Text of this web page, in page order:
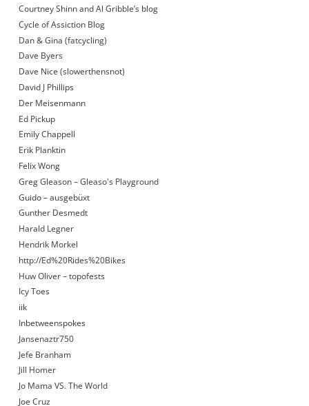
Courtney Shinn and Al Gribble’s blog
Cycle of Assiction Blog
Dan & Gina (fatcycling)
Dave Byers
Dave Nice (slowerthensnot)
David J Phillips
Der Meisenmann
Ed Pickup
Emily Chappell
Erik Planktin
Felix Wong
Greg Gleason – Gleaso's Playground
Guido – ausgebüxt
Gunther Desmedt
Harald Legner
Hendrik Morkel
http://Ed%20Rides%20Bikes
Huw Oliver – topofests
Icy Toes
iik
Inbetweenspokes
Jansenaztr750
Jefe Branham
Jill Homer
Jo Mama VS. The World
Joe Cruz